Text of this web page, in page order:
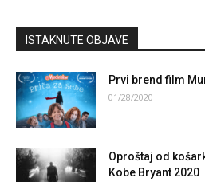
ISTAKNUTE OBJAVE
Prvi brend film
01/28/2020
Oproštaj od
Kobe Bryant 2020